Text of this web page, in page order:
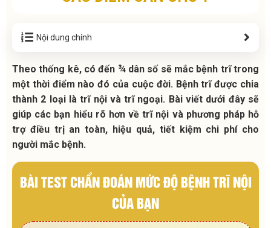
Nội dung chính
Theo thống kê, có đến ¾ dân số sẽ mắc bệnh trĩ trong
một thời điểm nào đó của cuộc đời. Bệnh trĩ được chia
thành 2 loại là trĩ nội và trĩ ngoại. Bài viết dưới đây sẽ
giúp các bạn hiểu rõ hơn về trĩ nội và phương pháp hỗ
trợ điều trị an toàn, hiệu quả, tiết kiệm chi phí cho
người mắc bệnh.
BÀI TEST CHẨN ĐOÁN MỨC ĐỘ BỆNH TRĨ NỘI
CỦA BẠN